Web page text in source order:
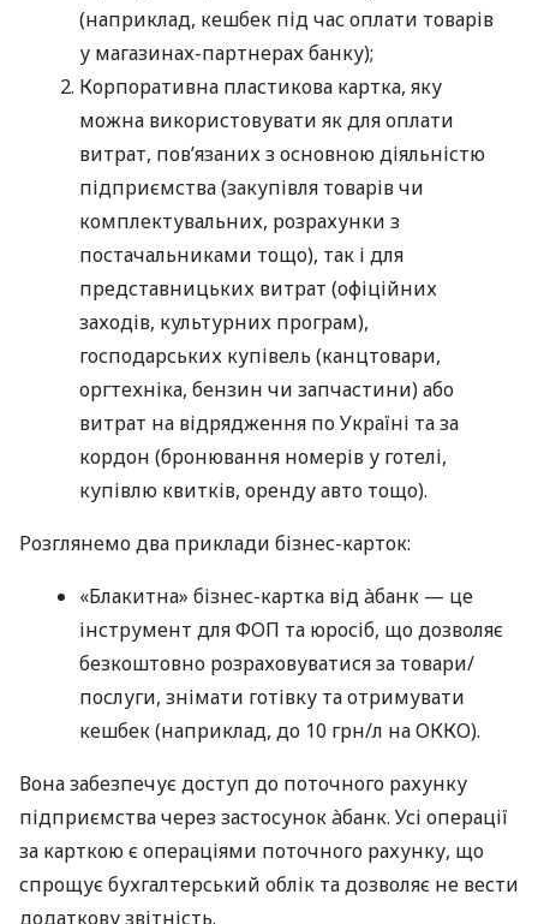
(наприклад, кешбек під час оплати товарів
у магазинах-партнерах банку);
Корпоративна пластикова картка, яку
можна використовувати як для оплати
витрат, пов’язаних з основною діяльністю
підприємства (закупівля товарів чи
комплектувальних, розрахунки з
постачальниками тощо), так і для
представницьких витрат (офіційних
заходів, культурних програм),
господарських купівель (канцтовари,
оргтехніка, бензин чи запчастини) або
витрат на відрядження по Україні та за
кордон (бронювання номерів у готелі,
купівлю квитків, оренду авто тощо).
Розглянемо два приклади бізнес-карток:
«Блакитна» бізнес-картка від àбанк — це
інструмент для ФОП та юросіб, що дозволяє
безкоштовно розраховуватися за товари/
послуги, знімати готівку та отримувати
кешбек (наприклад, до 10 грн/л на ОККО).
Вона забезпечує доступ до поточного рахунку
підприємства через застосунок àбанк. Усі операції
за карткою є операціями поточного рахунку, що
спрощує бухгалтерський облік та дозволяє не вести
додаткову звітність.